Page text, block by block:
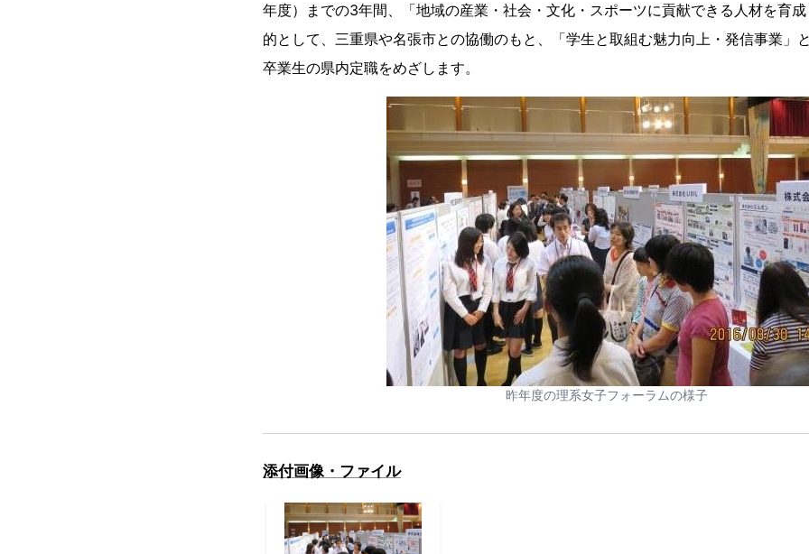
年度）までの3年間、「地域の産業・社会・文化・スポーツに貢献できる人材を育
的として、三重県や名張市との協働のもと、「学生と取組む魅力向上・発信事業」
卒業生の県内定職をめざします。
昨年度の理系女子フォーラムの様子
添付画像・ファイル